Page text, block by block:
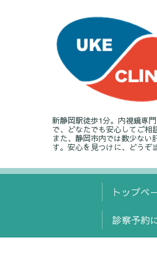
新静岡駅徒歩1分。内視鏡専
で、どなたでも安心してご相
また、静岡市内では数少な
す。安心を見つけに、どうぞ
トップペ
診察予約